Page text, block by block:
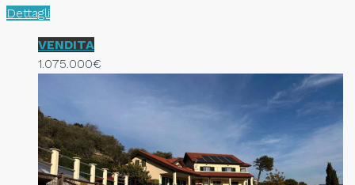
Dettagli
VENDITA
1.075.000€